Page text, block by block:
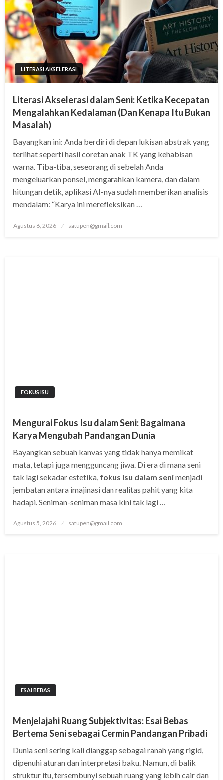
LITERASI AKSELERASI
Literasi Akselerasi dalam Seni: Ketika Kecepatan
Mengalahkan Kedalaman (Dan Kenapa Itu Bukan
Masalah)
Bayangkan ini: Anda berdiri di depan lukisan abstrak yang
terlihat seperti hasil coretan anak TK yang kehabisan
warna. Tiba-tiba, seseorang di sebelah Anda
mengeluarkan ponsel, mengarahkan kamera, dan dalam
hitungan detik, aplikasi AI-nya sudah memberikan analisis
mendalam: “Karya ini merefleksikan …
Posted
Agustus 6, 2026 satupen@gmail.com
FOKUS ISU
Mengurai Fokus Isu dalam Seni: Bagaimana
Karya Mengubah Pandangan Dunia
Bayangkan sebuah kanvas yang tidak hanya memikat
mata, tetapi juga mengguncang jiwa. Di era di mana seni
tak lagi sekadar estetika, fokus isu dalam senimenjadi
jembatan antara imajinasi dan realitas pahit yang kita
hadapi. Seniman-seniman masa kini tak lagi …
Posted
Agustus 5, 2026 satupen@gmail.com
ESAI BEBAS
Menjelajahi Ruang Subjektivitas: Esai Bebas
Bertema Seni sebagai Cermin Pandangan Pribadi
Dunia seni sering kali dianggap sebagai ranah yang rigid,
dipenuhi aturan dan interpretasi baku. Namun, di balik
struktur itu, tersembunyi sebuah ruang yang lebih cair dan